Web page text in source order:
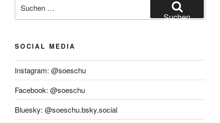
nach:
Suchen
SOCIAL MEDIA
Instagram: @soeschu
Facebook: @soeschu
Bluesky: @soeschu.bsky.social